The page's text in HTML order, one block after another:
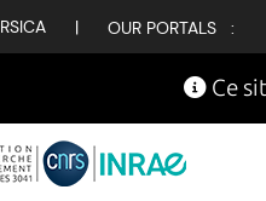
| OUR PORTALS :
Ce